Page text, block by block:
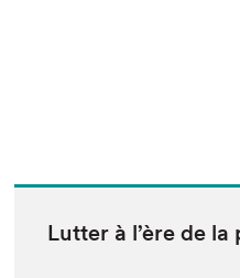
Lut­ter à l’ère de